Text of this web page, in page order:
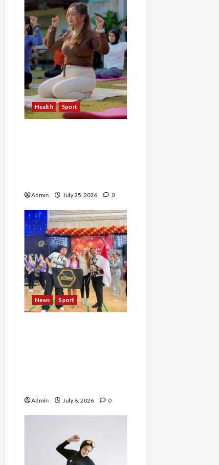
Health Sport
Admin July 25, 2026 0
News Sport
Admin July 8, 2026 0